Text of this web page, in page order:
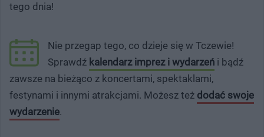
tego dnia!
Nie przegap tego, co dzieje się w Tczewie!
Sprawdź kalendarz imprez i wydarzeń i bądź
zawsze na bieżąco z koncertami, spektaklami,
festynami i innymi atrakcjami. Możesz też dodać swoje
wydarzenie.